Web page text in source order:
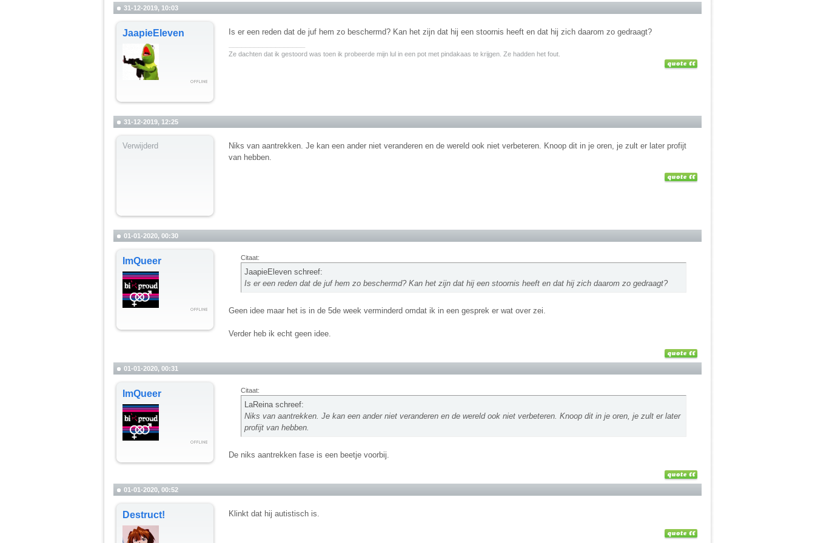
31-12-2019, 10:03
JaapieEleven
Is er een reden dat de juf hem zo beschermd? Kan het zijn dat hij een stoornis heeft en dat hij zich daarom zo gedraagt?
Ze dachten dat ik gestoord was toen ik probeerde mijn lul in een pot met pindakaas te krijgen. Ze hadden het fout.
31-12-2019, 12:25
Verwijderd
Niks van aantrekken. Je kan een ander niet veranderen en de wereld ook niet verbeteren. Knoop dit in je oren, je zult er later profijt
van hebben.
01-01-2020, 00:30
ImQueer Citaat:
JaapieEleven schreef:
Is er een reden dat de juf hem zo beschermd? Kan het zijn dat hij een stoornis heeft en dat hij zich daarom zo gedraagt?
Geen idee maar het is in de 5de week verminderd omdat ik in een gesprek er wat over zei.
Verder heb ik echt geen idee.
01-01-2020, 00:31
ImQueer Citaat:
LaReina schreef:
Niks van aantrekken. Je kan een ander niet veranderen en de wereld ook niet verbeteren. Knoop dit in je oren, je zult er later
profijt van hebben.
De niks aantrekken fase is een beetje voorbij.
01-01-2020, 00:52
Destruct! Klinkt dat hij autistisch is.